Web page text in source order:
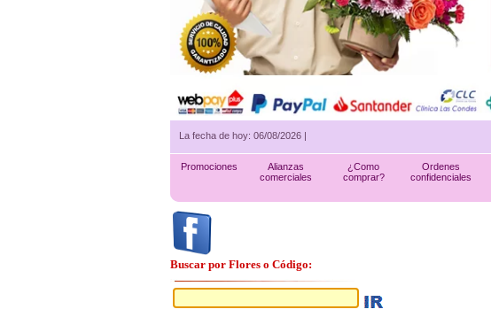
La fecha de hoy: 06/08/2026 |
Promociones
Alianzas
comerciales
¿Como
comprar?
Ordenes
confidenciales
Buscar por Flores o Código: